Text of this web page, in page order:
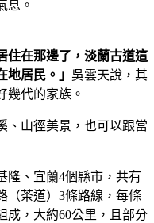
息。
住在那邊了，淡蘭古道這
居民。」 吳雲天說，其
幾代的家族。
、山徑美景，也可以跟當
隆、宜蘭4個縣市，共有
（茶道）3條路線，每條
成，大約60公里，且部分